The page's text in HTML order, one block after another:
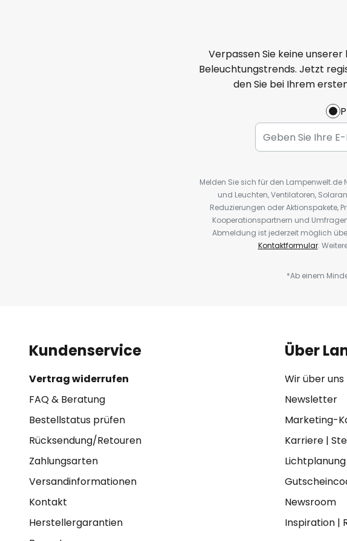
Verpassen Sie keine
Beleuchtungstrends. Jetzt
den Sie bei Ihrem
Melden Sie sich für den
und Leuchten, Ventilatoren,
Reduzierungen oder Aktionspakete,
Kooperationspartnern und
Abmeldung ist jederzeit möglich
Kontaktformular.
*Ab einem
Kundenservice
Vertrag widerrufen
FAQ & Beratung
Bestellstatus prüfen
Rücksendung/Retouren
Zahlungsarten
Versandinformationen
Kontakt
Herstellergarantien
Über
Wir über uns
Newsletter
Marketing-
Karriere|
Lichtplanung
Newsroom
Inspiration|